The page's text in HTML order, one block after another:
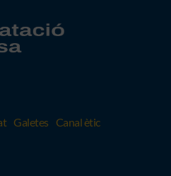
Galetes Canal ètic